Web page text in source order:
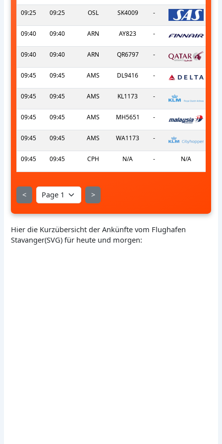
09:25 09:25 OSL SK4009 -
09:40 09:40 ARN AY823 -
09:40 09:40 ARN QR6797 -
09:45 09:45 AMS DL9416 -
09:45 09:45 AMS KL1173 -
09:45 09:45 AMS MH5651 -
09:45 09:45 AMS WA1173 -
09:45 09:45 CPH N/A - N/A
< >
Hier die Kurzübersicht der Ankünfte vom Flughafen
Stavanger(SVG) für heute und morgen: